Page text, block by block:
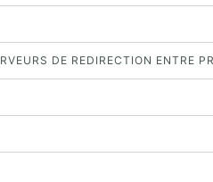
DE REDIRECTION ENTRE